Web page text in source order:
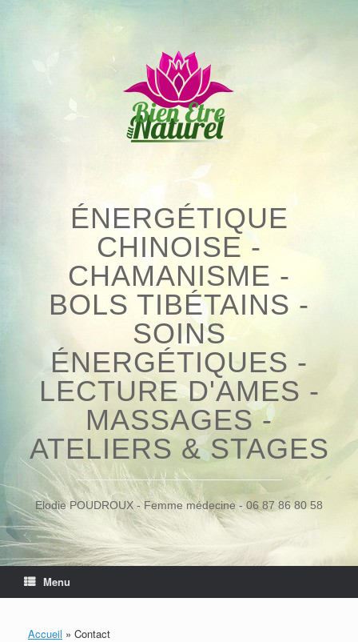
ÉNERGÉTIQUE
CHINOISE -
CHAMANISME -
BOLS TIBÉTAINS -
SOINS
ÉNERGÉTIQUES -
LECTURE D'AMES -
MASSAGES -
ATELIERS & STAGES
Elodie POUDROUX - Femme médecine - 06 87 86 80 58
Menu
Accueil » Contact